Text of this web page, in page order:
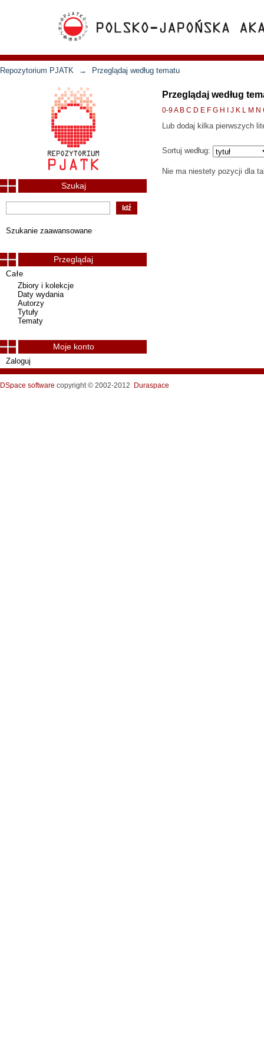
Repozytorium PJATK → Przeglądaj według tematu
Przeglądaj według
0-9A B C D E F G H J K L M N
Lub dodaj kilka pierwszych
Sortuj według:
Nie ma niestety pozycji dla
Szukaj
Szukanie zaawansowane
Przeglądaj
Całe
Zbiory i kolekcje
Daty wydania
Autorzy
Tytuły
Tematy
Moje konto
Zaloguj
DSpace software copyright © 2002-2012 Duraspace